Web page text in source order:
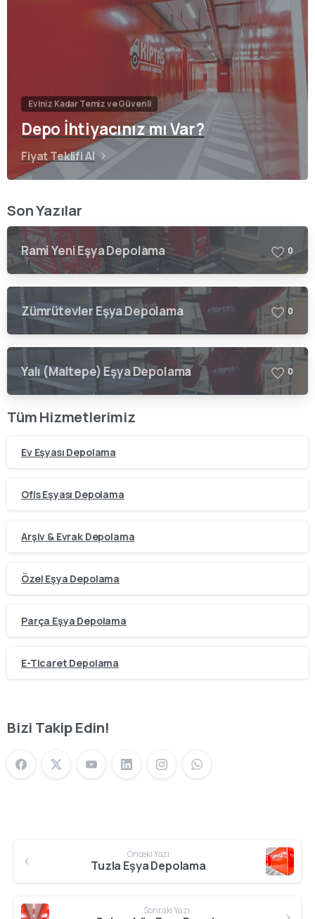
Eviniz Kadar Temiz ve Güvenli
Depo İhtiyacınız mı Var?
Fiyat Teklifi Al
Son Yazılar
Rami Yeni Eşya Depolama 0
Zümrütevler Eşya Depolama 0
Yalı (Maltepe) Eşya Depolama 0
Tüm Hizmetlerimiz
Ev Eşyası Depolama
Ofis Eşyası Depolama
Arşiv & Evrak Depolama
Özel Eşya Depolama
Parça Eşya Depolama
E-Ticaret Depolama
Bizi Takip Edin!
Önceki Yazı
Tuzla Eşya Depolama
Sonraki Yazı